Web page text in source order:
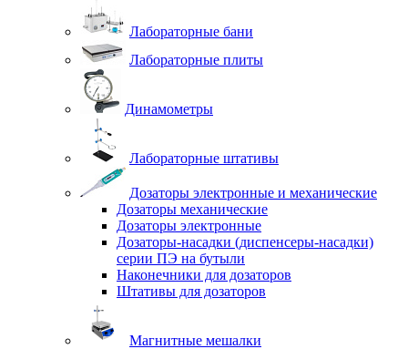
Лабораторные бани
Лабораторные плиты
Динамометры
Лабораторные штативы
Дозаторы электронные и механические
Дозаторы механические
Дозаторы электронные
Дозаторы-насадки (диспенсеры-насадки)
серии ПЭ на бутыли
Наконечники для дозаторов
Штативы для дозаторов
Магнитные мешалки